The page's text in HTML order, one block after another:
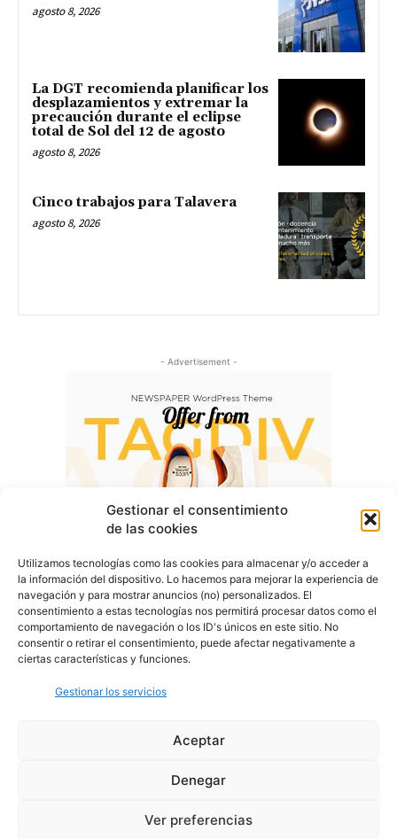
Gestionar el consentimiento
de las cookies
Utilizamos tecnologías como las cookies para almacenar y/o acceder a
la información del dispositivo. Lo hacemos para mejorar la experiencia de
navegación y para mostrar anuncios (no) personalizados. El
consentimiento a estas tecnologías nos permitirá procesar datos como el
comportamiento de navegación o los ID's únicos en este sitio. No
consentir o retirar el consentimiento, puede afectar negativamente a
ciertas características y funciones.
Gestionar los servicios
Aceptar
Denegar
Ver preferencias
agosto 8, 2026
La DGT recomienda planificar los
desplazamientos y extremar la
precaución durante el eclipse
total de Sol del 12 de agosto
agosto 8, 2026
Cinco trabajos para Talavera
agosto 8, 2026
- Advertisement -